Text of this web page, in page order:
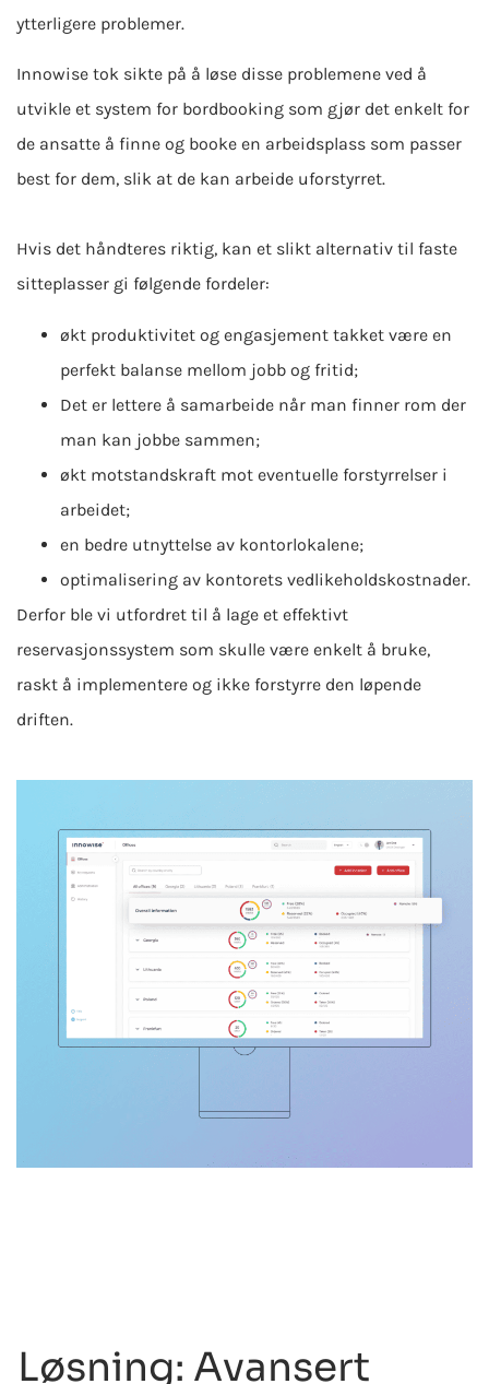
ytterligere problemer.
Innowise tok sikte på å løse disse problemene ved å
utvikle et system for bordbooking som gjør det enkelt for
de ansatte å finne og booke en arbeidsplass som passer
best for dem, slik at de kan arbeide uforstyrret.
Hvis det håndteres riktig, kan et slikt alternativ til faste
sitteplasser gi følgende fordeler:
økt produktivitet og engasjement takket være en
perfekt balanse mellom jobb og fritid;
Det er lettere å samarbeide når man finner rom der
man kan jobbe sammen;
økt motstandskraft mot eventuelle forstyrrelser i
arbeidet;
en bedre utnyttelse av kontorlokalene;
optimalisering av kontorets vedlikeholdskostnader.
Derfor ble vi utfordret til å lage et effektivt
reservasjonssystem som skulle være enkelt å bruke,
raskt å implementere og ikke forstyrre den løpende
driften.
Løsning: Avansert